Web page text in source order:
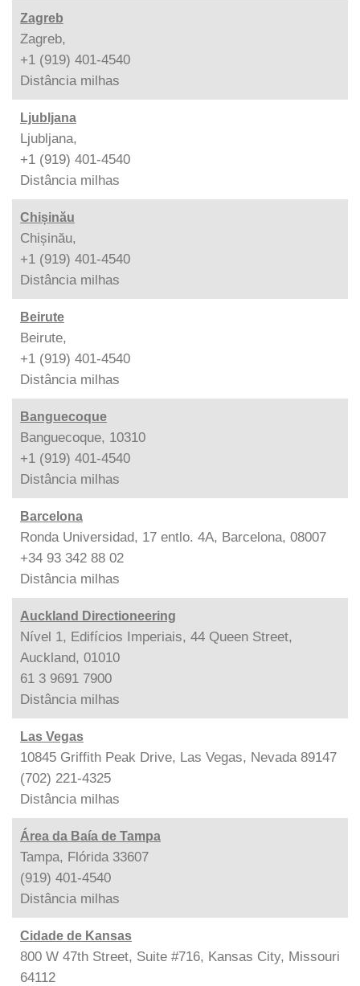
Zagreb
Zagreb,
+1 (919) 401-4540
Distância milhas
Ljubljana
Ljubljana,
+1 (919) 401-4540
Distância milhas
Chișinău
Chișinău,
+1 (919) 401-4540
Distância milhas
Beirute
Beirute,
+1 (919) 401-4540
Distância milhas
Banguecoque
Banguecoque, 10310
+1 (919) 401-4540
Distância milhas
Barcelona
Ronda Universidad, 17 entlo. 4A, Barcelona, 08007
+34 93 342 88 02
Distância milhas
Auckland Directioneering
Nível 1, Edifícios Imperiais, 44 Queen Street,
Auckland, 01010
61 3 9691 7900
Distância milhas
Las Vegas
10845 Griffith Peak Drive, Las Vegas, Nevada 89147
(702) 221-4325
Distância milhas
Área da Baía de Tampa
Tampa, Flórida 33607
(919) 401-4540
Distância milhas
Cidade de Kansas
800 W 47th Street, Suite #716, Kansas City, Missouri
64112